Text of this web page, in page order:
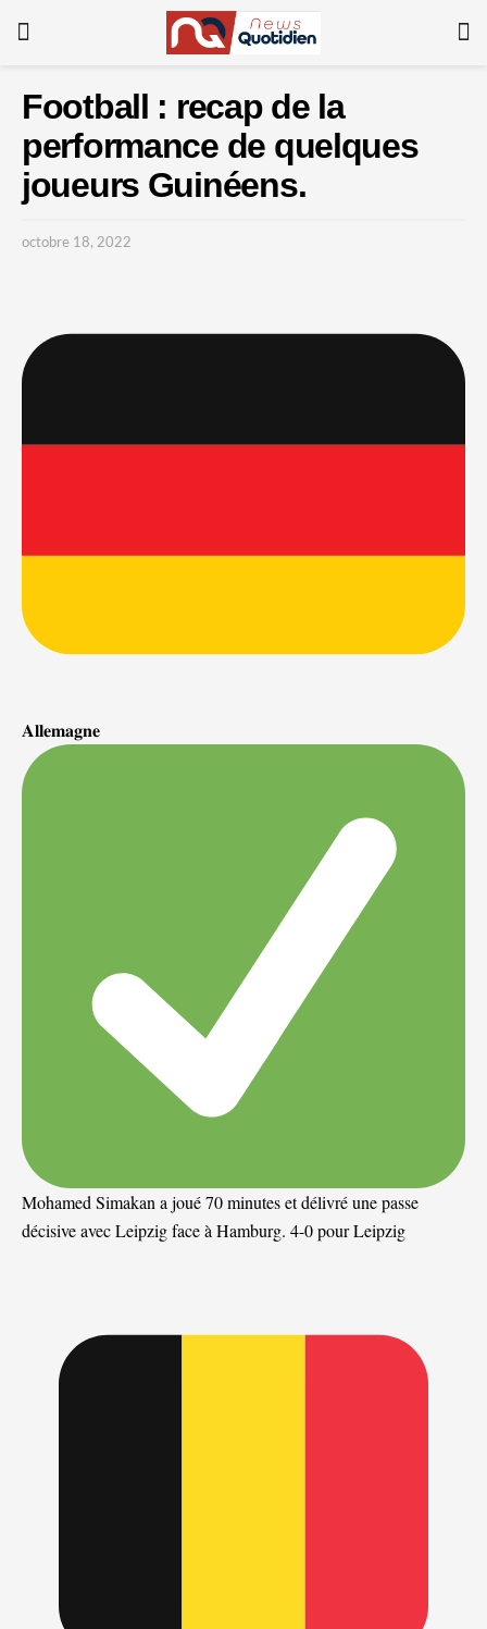
Football : recap de la
performance de quelques
joueurs Guinéens.
octobre 18, 2022
𝐀𝐥𝐥𝐞𝐦𝐚𝐠𝐧𝐞
Mohamed Simakan a joué 70 minutes et délivré une passe
décisive avec Leipzig face à Hamburg. 4-0 pour Leipzig